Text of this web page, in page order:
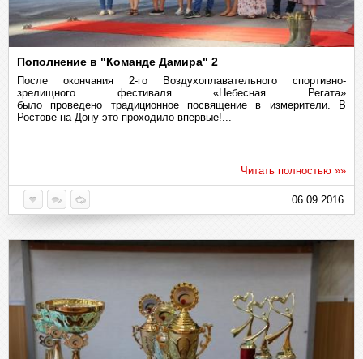
Пополнение в "Команде Дамира" 2
После окончания 2-го Воздухоплавательного спортивно-
зрелищного фестиваля «Небесная Регата»
было проведено традиционное посвящение в измерители. В
Ростове на Дону это проходило впервые!...
Читать полностью »»
06.09.2016